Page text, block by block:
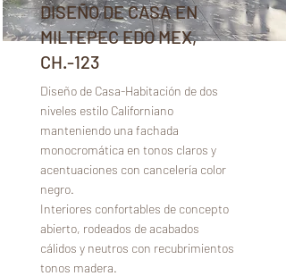
DISEÑO DE CASA EN
MILTEPEC EDO MEX,
CH.-123
Diseño de Casa-Habitación de dos
niveles estilo Californiano
manteniendo una fachada
monocromática en tonos claros y
acentuaciones con cancelería color
negro.
Interiores confortables de concepto
abierto, rodeados de acabados
cálidos y neutros con recubrimientos
tonos madera.